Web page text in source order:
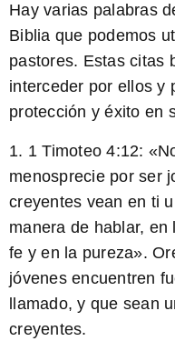
Hay varias palabras
Biblia que podemos
pastores. Estas citas
interceder por ellos y
protección y éxito en
1. 1 Timoteo 4:12: «
menosprecie por ser
creyentes vean en ti
manera de hablar,
fe y en la pureza».
jóvenes encuentren
llamado, y que sean
creyentes.